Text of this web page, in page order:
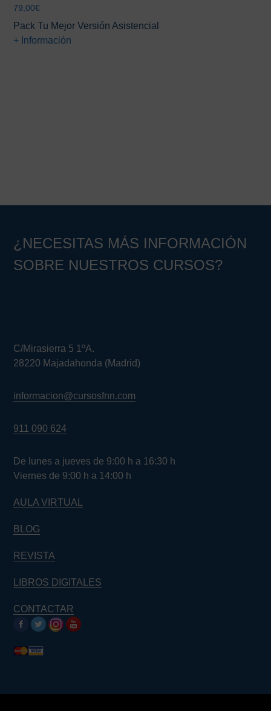
79,00€
Pack Tu Mejor Versión Asistencial
+ Información
¿NECESITAS MÁS INFORMACIÓN
SOBRE NUESTROS CURSOS?
C/Mirasierra 5 1ºA.
28220 Majadahonda (Madrid)
informacion@cursosfnn.com
911 090 624
De lunes a jueves de 9:00 h a 16:30 h
Viernes de 9:00 h a 14:00 h
AULA VIRTUAL
BLOG
REVISTA
LIBROS DIGITALES
CONTACTAR